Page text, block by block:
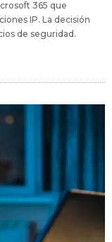
365 que
IP. La decisión
de seguridad.